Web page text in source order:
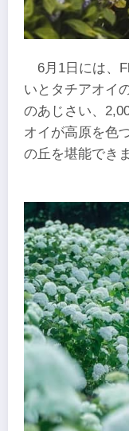
6月1日には、
いとタチアオイ
のあじさい、
オイが高原を色
の丘を堪能でき